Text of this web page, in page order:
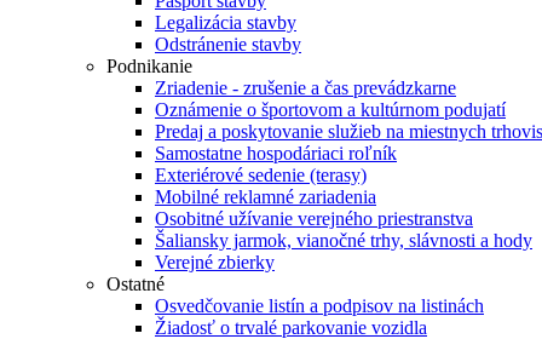
Legalizácia stavby
Odstránenie stavby
Podnikanie
Zriadenie - zrušenie a čas prevádzkarne
Oznámenie o športovom a kultúrnom podujatí
Predaj a poskytovanie služieb na miestnych
Samostatne hospodáriaci roľník
Exteriérové sedenie (terasy)
Mobilné reklamné zariadenia
Osobitné užívanie verejného priestranstva
Šaliansky jarmok, vianočné trhy, slávnosti a hody
Verejné zbierky
Ostatné
Osvedčovanie listín a podpisov na listinách
Žiadosť o trvalé parkovanie vozidla